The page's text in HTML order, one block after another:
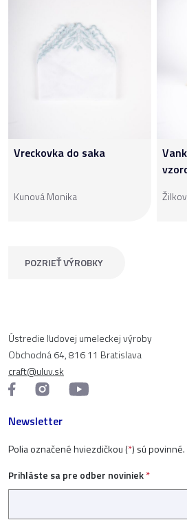
Vreckovka do saka
Kunová Monika
POZRIEŤ VÝROBKY
Ústredie ľudovej umeleckej výroby
Obchodná 64, 816 11 Bratislava
craft@uluv.sk
Newsletter
Polia označené hviezdičkou (*) sú povinné.
Prihláste sa pre odber noviniek*